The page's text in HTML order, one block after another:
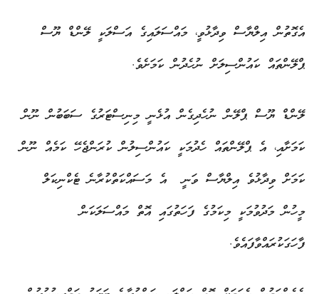
އެގޮތުން އިލްޔާސް ވިދާޅުވީ، މައްސަލައިގެ އަސްލަކީ ލޭންޑް ޔޫސް
ޕްލޭންތައް ކައުންސިލަށް ނުހެދުން ކަމަށެވެ.
ލޭންޑް ޔޫސް ޕްލޭން ނުހެދިގެން އުޅެނީ މިނިސްޓަރުގެ ސަބަބުން ނޫން
ކަމަށާއި، އެ ޕްލޭންތައް ހެދުމަކީ ކައުންސިލުން ކުރަންޖެހޭ ކަމެއް ނޫން
ކަމަށް ވިދާޅުވެ އިލްޔާސް ވަނީ އެ މަސައްކަތްކުރާނެ ޓެކްނިކަލް
މީހުން މަދުވުމަކީ މިކަމުގެ ފަހަތުގައި އޮތް މައްސަލަކަން
ފާހަގަކުރައްވާފައެވެ.